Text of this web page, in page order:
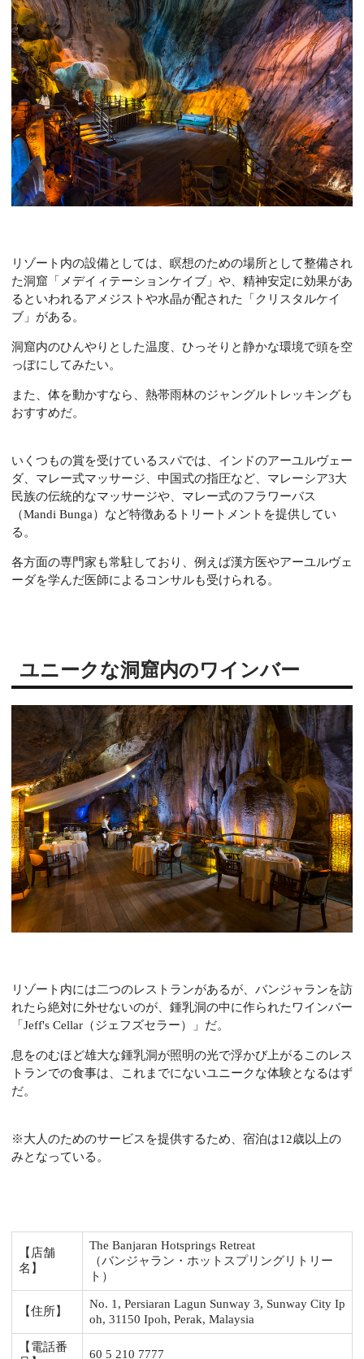
リゾート内の設備としては、瞑想のための場所として整備され
た洞窟「メデイィテーションケイブ」や、精神安定に効果があ
るといわれるアメジストや水晶が配された「クリスタルケイ
ブ」がある。
洞窟内のひんやりとした温度、ひっそりと静かな環境で頭を空
っぽにしてみたい。
また、体を動かすなら、熱帯雨林のジャングルトレッキングも
おすすめだ。
いくつもの賞を受けているスパでは、インドのアーユルヴェー
ダ、マレー式マッサージ、中国式の指圧など、マレーシア3大
民族の伝統的なマッサージや、マレー式のフラワーバス
（Mandi Bunga）など特徴あるトリートメントを提供してい
る。
各方面の専門家も常駐しており、例えば漢方医やアーユルヴェ
ーダを学んだ医師によるコンサルも受けられる。
ユニークな洞窟内のワインバー
リゾート内には二つのレストランがあるが、バンジャランを訪
れたら絶対に外せないのが、鍾乳洞の中に作られたワインバー
「Jeff's Cellar（ジェフズセラー）」だ。
息をのむほど雄大な鍾乳洞が照明の光で浮かび上がるこのレス
トランでの食事は、これまでにないユニークな体験となるはず
だ。
※大人のためのサービスを提供するため、宿泊は12歳以上の
みとなっている。
【店舗
名】
The Banjaran Hotsprings Retreat
（バンジャラン・ホットスプリングリトリー
ト）
【住所】
No. 1, Persiaran Lagun Sunway 3, Sunway City Ip
oh, 31150 Ipoh, Perak, Malaysia
【電話番
60 5 210 7777